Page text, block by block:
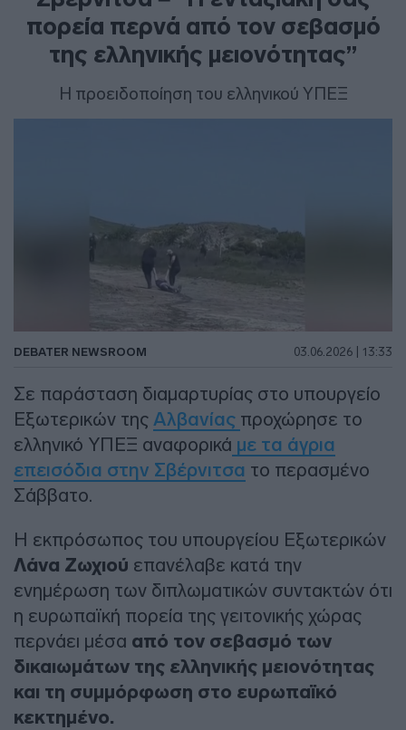
πορεία περνά από τον σεβασμό
της ελληνικής μειονότητας”
Η προειδοποίηση του ελληνικού ΥΠΕΞ
DEBATER NEWSROOM 03.06.2026 | 13:33
Σε παράσταση διαμαρτυρίας στο υπουργείο
Εξωτερικών της Αλβανίας προχώρησε το
ελληνικό ΥΠΕΞ αναφορικά με τα άγρια
επεισόδια στην Σβέρνιτσα το περασμένο
Σάββατο.
Η εκπρόσωπος του υπουργείου Εξωτερικών
Λάνα Ζωχιού επανέλαβε κατά την
ενημέρωση των διπλωματικών συντακτών ότι
η ευρωπαϊκή πορεία της γειτονικής χώρας
περνάει μέσα από τον σεβασμό των
δικαιωμάτων της ελληνικής μειονότητας
και τη συμμόρφωση στο ευρωπαϊκό
κεκτημένο.